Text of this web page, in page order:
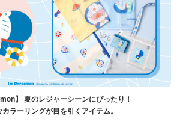
】 夏のレジャーシーンにぴったり！
ラーリングが目を引くアイテム。